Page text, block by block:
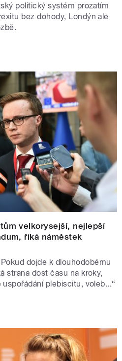
politický systém prozatím
bez dohody, Londýn ale
velkorysejší, nejlepší
říká náměstek
dojde k dlouhodobému
strana dost času na kroky,
plebiscitu, voleb...“